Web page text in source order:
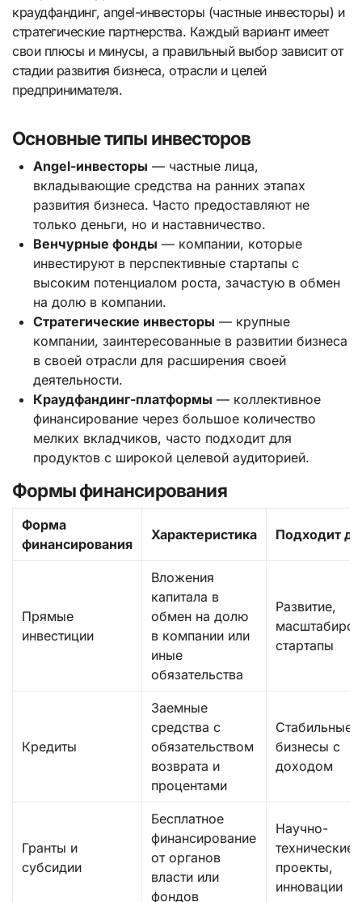
краудфандинг, angel-инвесторы (частные инвесторы) и
стратегические партнерства. Каждый вариант имеет
свои плюсы и минусы, а правильный выбор зависит от
стадии развития бизнеса, отрасли и целей
предпринимателя.
Основные типы инвесторов
Angel-инвесторы — частные лица,
вкладывающие средства на ранних этапах
развития бизнеса. Часто предоставляют не
только деньги, но и наставничество.
Венчурные фонды — компании, которые
инвестируют в перспективные стартапы с
высоким потенциалом роста, зачастую в обмен
на долю в компании.
Стратегические инвесторы — крупные
компании, заинтересованные в развитии бизнеса
в своей отрасли для расширения своей
деятельности.
Краудфандинг-платформы — коллективное
финансирование через большое количество
мелких вкладчиков, часто подходит для
продуктов с широкой целевой аудиторией.
Формы финансирования
Форма
финансирования
Характеристика Подходит
Прямые
инвестиции
Вложения
капитала в
обмен на долю
в компании или
иные
обязательства
Развитие,
стартапы
Кредиты
Заемные
средства с
обязательством
возврата и
процентами
Стабильные
бизнесы с
доходом
Гранты и
субсидии
Бесплатное
финансирование
от органов
власти или
фондов
Научно-
технические
проекты,
инновации